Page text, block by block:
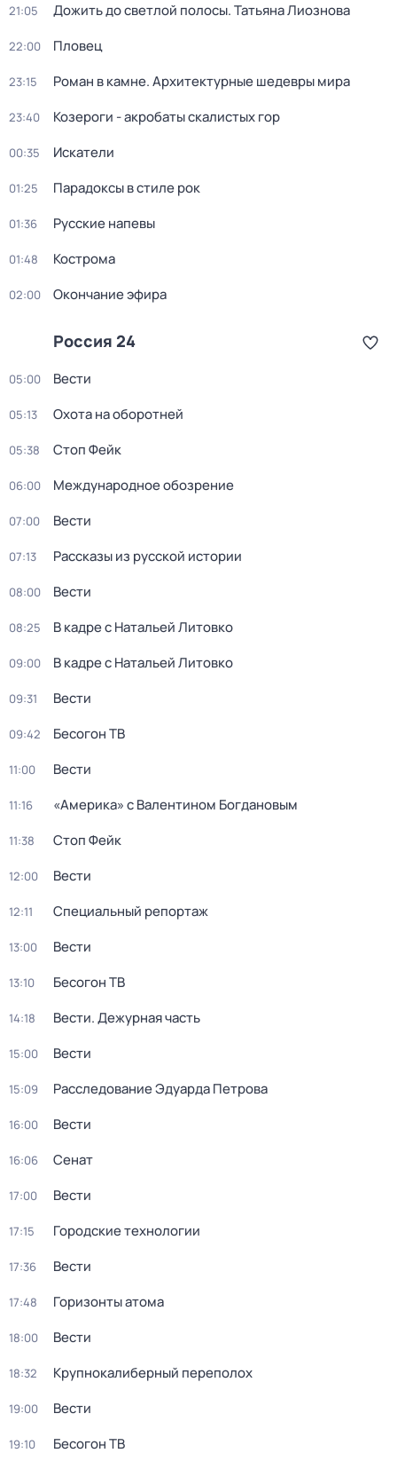
21:05 Дожить до светлой полосы. Татьяна Лиознова
22:00 Пловец
23:15 Роман в камне. Архитектурные шедевры мира
23:40 Козероги - акробаты скалистых гор
00:35 Искатели
01:25 Парадоксы в стиле рок
01:36 Русские напевы
01:48 Кострома
02:00 Окончание эфира
Россия 24
05:00 Вести
05:13 Охота на оборотней
05:38 Стоп Фейк
06:00 Международное обозрение
07:00 Вести
07:13 Рассказы из русской истории
08:00 Вести
08:25 В кадре с Натальей Литовко
09:00 В кадре с Натальей Литовко
09:31 Вести
09:42 Бесогон ТВ
11:00 Вести
11:16 «Америка» с Валентином Богдановым
11:38 Стоп Фейк
12:00 Вести
12:11 Специальный репортаж
13:00 Вести
13:10 Бесогон ТВ
14:18 Вести. Дежурная часть
15:00 Вести
15:09 Расследование Эдуарда Петрова
16:00 Вести
16:06 Сенат
17:00 Вести
17:15 Городские технологии
17:36 Вести
17:48 Горизонты атома
18:00 Вести
18:32 Крупнокалиберный переполох
19:00 Вести
19:10 Бесогон ТВ